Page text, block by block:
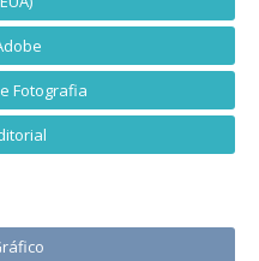
Fotografia